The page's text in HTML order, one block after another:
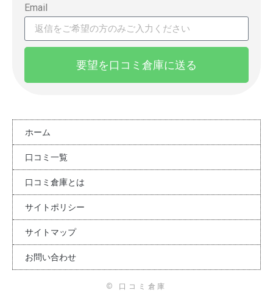
Email
要望を口コミ倉庫に送る
ホーム
口コミ一覧
口コミ倉庫とは
サイトポリシー
サイトマップ
お問い合わせ
© 口コミ倉庫